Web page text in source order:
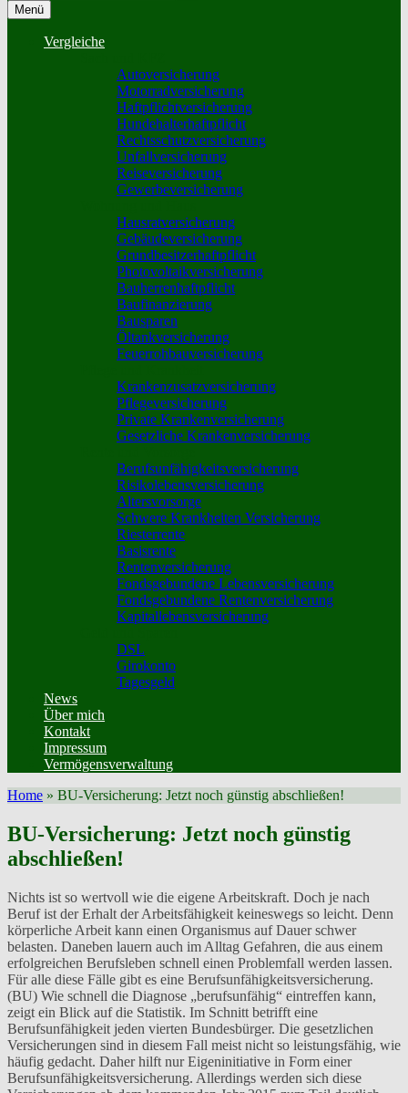
Menü
Vergleiche
Autoversicherung
Motorradversicherung
Haftpflichtversicherung
Hundehalterhaftpflicht
Rechtsschutzversicherung
Unfallversicherung
Reiseversicherung
Gewerbeversicherung
Hausratversicherung
Gebäudeversicherung
Grundbesitzerhaftpflicht
Photovoltaikversicherung
Bauherrenhaftpflicht
Baufinanzierung
Bausparen
Öltankversicherung
Feuerrohbauversicherung
Krankenzusatzversicherung
Pflegeversicherung
Private Krankenversicherung
Gesetzliche Krankenversicherung
Berufs­unfähigkeitsversicherung
Risikolebensversicherung
Altersvorsorge
Schwere Krankheiten Versicherung
Riesterrente
Basisrente
Rentenversicherung
Fondsgebundene Lebensversicherung
Fondsgebundene Rentenversicherung
Kapitallebensversicherung
DSL
Girokonto
Tagesgeld
News
Über mich
Kontakt
Impressum
Vermögensverwaltung
Home » BU-Versicherung: Jetzt noch günstig abschließen!
BU-Versicherung: Jetzt noch günstig
abschließen!
Nichts ist so wertvoll wie die eigene Arbeitskraft. Doch je nach
Beruf ist der Erhalt der Arbeitsfähigkeit keineswegs so leicht. Denn
körperliche Arbeit kann einen Organismus auf Dauer schwer
belasten. Daneben lauern auch im Alltag Gefahren, die aus einem
erfolgreichen Berufsleben schnell einen Problemfall werden lassen.
Für alle diese Fälle gibt es eine Berufsunfähigkeitsversicherung.
(BU) Wie schnell die Diagnose „berufsunfähig“ eintreffen kann,
zeigt ein Blick auf die Statistik. Im Schnitt betrifft eine
Berufsunfähigkeit jeden vierten Bundesbürger. Die gesetzlichen
Versicherungen sind in diesem Fall meist nicht so leistungsfähig, wie
häufig gedacht. Daher hilft nur Eigeninitiative in Form einer
Berufsunfähigkeitsversicherung. Allerdings werden sich diese